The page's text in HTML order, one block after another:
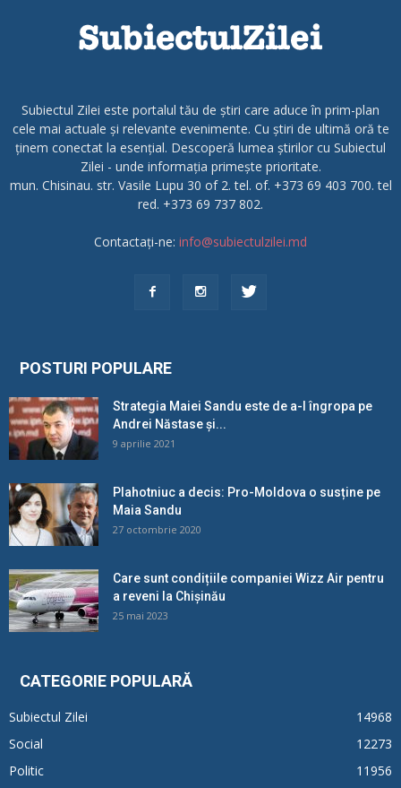
Subiectul Zilei este portalul tău de știri care aduce în prim-plan
cele mai actuale și relevante evenimente. Cu știri de ultimă oră te
ținem conectat la esențial. Descoperă lumea știrilor cu Subiectul
Zilei - unde informația primește prioritate.
mun. Chisinau. str. Vasile Lupu 30 of 2. tel. of. +373 69 403 700. tel
red. +373 69 737 802.
Contactați-ne: info@subiectulzilei.md
POSTURI POPULARE
Strategia Maiei Sandu este de a-l îngropa pe
Andrei Năstase și...
9 aprilie 2021
Plahotniuc a decis: Pro-Moldova o susține pe
Maia Sandu
27 octombrie 2020
Care sunt condițiile companiei Wizz Air pentru
a reveni la Chișinău
25 mai 2023
CATEGORIE POPULARĂ
Subiectul Zilei
14968
Social
12273
Politic
11956